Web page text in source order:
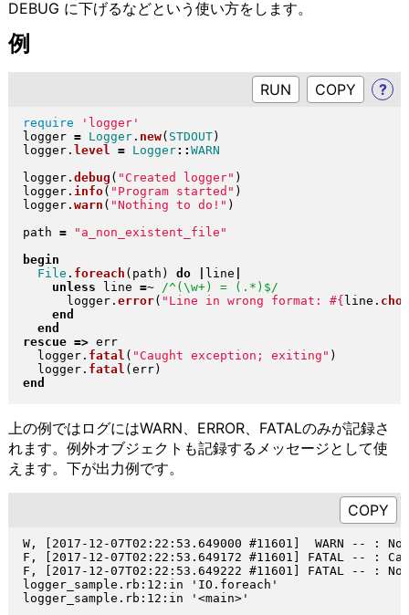
DEBUG に下げるなどという使い方をします。
例
RUN ?
require
'logger'
logger = Logger. new( STDOUT)
logger. level = Logger:: WARN
logger. debug ( "Created logger" )
logger. info( " Program started " )
logger. warn ( "Nothing to do! " )
path = " a_non_existent_file "
begin
File . foreach ( path ) do line
unless line =~
/^(\w+) = (.*)$/
      logger
. error( " Line in wrong format: #{ line .
end
end
rescue => err
  logger
. fatal ( "Caught exception; exiting " )
  logger
. fatal ( err)
end
上の例ではログにはWARN、ERROR、FATALのみが記録さ
れます。例外オブジェクトも記録するメッセージとして使
えます。下が出力例です。
W, [2017-12-07T02:22:53.649000 #11601]  WARN -- :
F, [2017-12-07T02:22:53.649172 #11601] FATAL -- :
F, [2017-12-07T02:22:53.649222 #11601] FATAL -- :
logger_sample.rb:12:in 'IO.foreach'